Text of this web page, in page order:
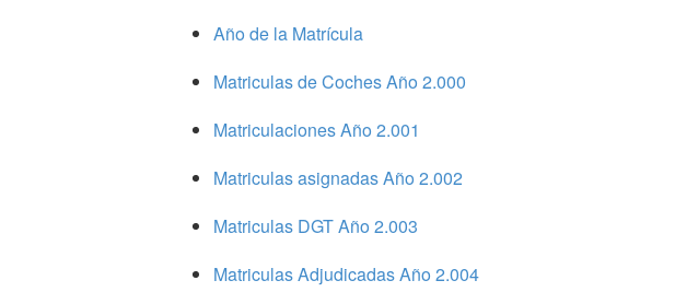
Año de la Matrícula
Matriculas de Coches Año 2.000
Matriculaciones Año 2.001
Matriculas asignadas Año 2.002
Matriculas DGT Año 2.003
Matriculas Adjudicadas Año 2.004